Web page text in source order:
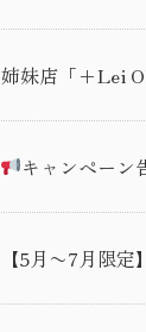
姉妹店「+Lei
キャンペーン
【5月〜7月限